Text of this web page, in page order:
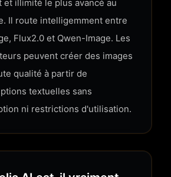
et illimité le plus avancé au
Il route intelligemment entre
Flux2.0 et Qwen-Image. Les
peuvent créer des images
qualité à partir de
textuelles sans
ni restrictions d'utilisation.